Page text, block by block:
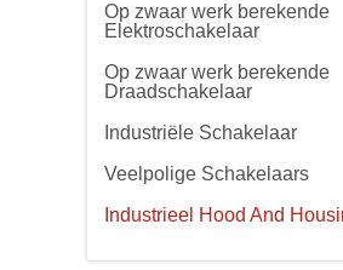
Op zwaar werk berekende
Elektroschakelaar
Op zwaar werk berekende
Draadschakelaar
Industriële Schakelaar
Veelpolige Schakelaars
Industrieel Hood And